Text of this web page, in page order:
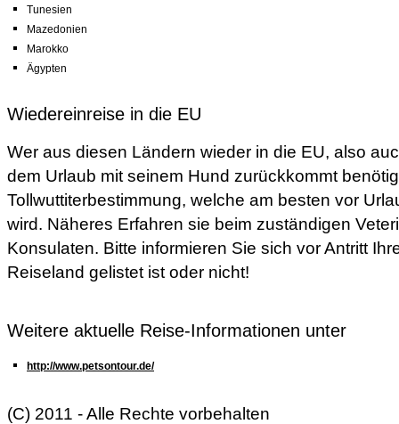
Tunesien
Mazedonien
Marokko
Ägypten
Wiedereinreise in die EU
Wer aus diesen Ländern wieder in die EU, also
dem Urlaub mit seinem Hund zurückkommt
Tollwuttiterbestimmung, welche am besten vor
wird. Näheres Erfahren sie beim zuständigen
Konsulaten. Bitte informieren Sie sich vor Antritt
Reiseland gelistet ist oder nicht!
Weitere aktuelle Reise-Informationen unter
http://www.petsontour.de/
(C) 2011 - Alle Rechte vorbehalten